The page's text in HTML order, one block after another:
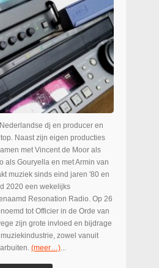
dj en producer en
Naast zijn eigen producties
met Vincent de Moor als
als Gouryella en met Armin van
muziek sinds eind jaren '80 en
2020 een wekelijks
Resonation Radio. Op 26
tot Officier in de Orde van
zijn grote invloed en bijdrage
zowel vanuit
(meer…)...